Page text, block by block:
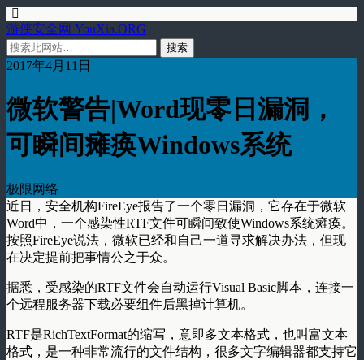
游侠安全网 YouXia.ORG
2017年4月11日
微软警告|Word现零日漏洞，
可瞬间瘫痪Windows系统
极限网络
近日，安全机构FireEye报告了一个零日漏洞，它存在于微软
Word中，一个感染性RTF文件可瞬间致使Windows系统瘫痪。
按照FireEye说法，微软已经和自己一道寻求解决办法，但现
在决定提前把事情公之于众。
据悉，受感染的RTF文件会自动运行Visual Basic脚本，连接一
个远程服务器下载必要组件后黑掉计算机。
RTF是RichTextFormat的缩写，意即多文本格式，也叫富文本
格式，是一种非常流行的文件结构，很多文字编辑器都支持它